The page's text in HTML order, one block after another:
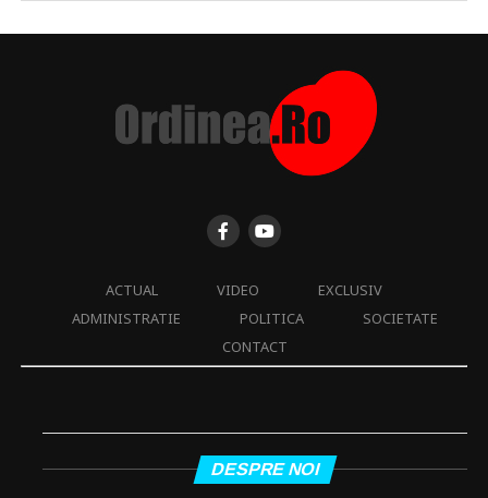
ACTUAL VIDEO
EXCLUSIV
ADMINISTRATIE
POLITICA
SOCIETATE
CONTACT
DESPRE NOI